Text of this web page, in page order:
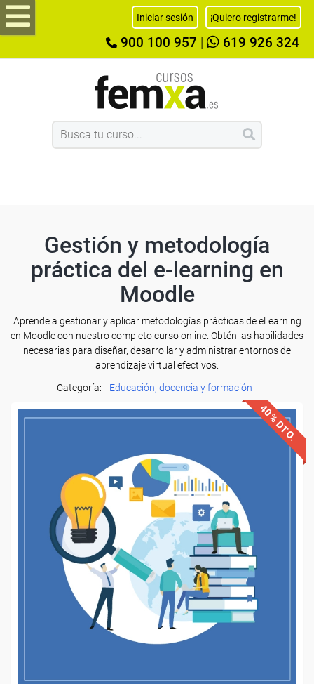
Iniciar sesión ¡Quiero registrarme!
900 100 957 619 926 324
Gestión y metodología
práctica del e-learning en
Moodle
Aprende a gestionar y aplicar metodologías prácticas de eLearning
en Moodle con nuestro completo curso online. Obtén las habilidades
necesarias para diseñar, desarrollar y administrar entornos de
aprendizaje virtual efectivos.
Categoría:
Educación, docencia y formación
40% DTO.